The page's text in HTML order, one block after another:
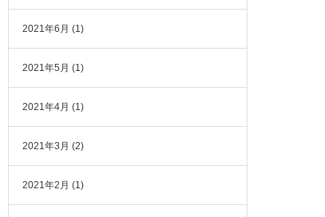
2021年6月 (1)
2021年5月 (1)
2021年4月 (1)
2021年3月 (2)
2021年2月 (1)